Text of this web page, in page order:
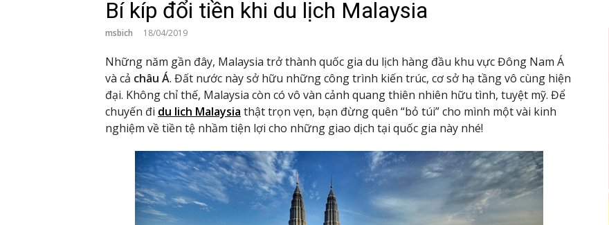
Bí kíp đổi tiền khi du lịch Malaysia
msbich 18/04/2019
Những năm gần đây, Malaysia trở thành quốc gia du lịch hàng đầu khu vực Đông Nam Á
và cả châu Á. Đất nước này sở hữu những công trình kiến trúc, cơ sở hạ tầng vô cùng hiện
đại. Không chỉ thế, Malaysia còn có vô vàn cảnh quang thiên nhiên hữu tình, tuyệt mỹ. Để
chuyến đi du lich Malaysia thật trọn vẹn, bạn đừng quên “bỏ túi” cho mình một vài kinh
nghiệm về tiền tệ nhầm tiện lợi cho những giao dịch tại quốc gia này nhé!